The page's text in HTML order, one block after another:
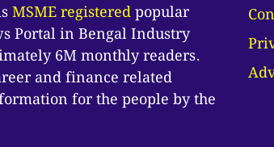
MSME registeredpopular
Portal in Bengal Industry
6M monthly readers.
and finance related
for the people by the